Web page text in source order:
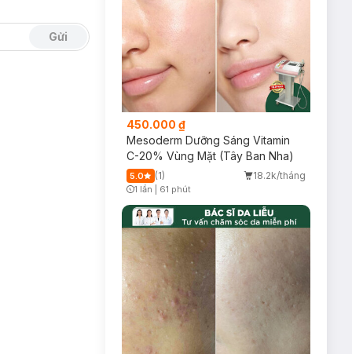
Gửi
450.000 ₫
Mesoderm Dưỡng Sáng Vitamin
C-20% Vùng Mặt (Tây Ban Nha)
5.0 (1) 18.2k/tháng
Timer Gray Icon
1 lần 61 phút